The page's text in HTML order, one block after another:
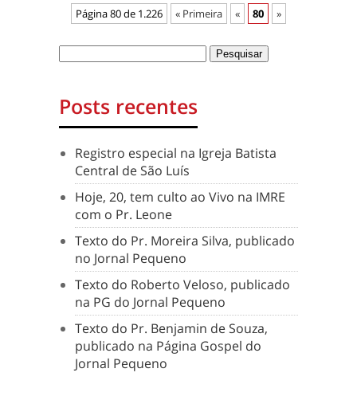
Página 80 de 1.226 « Primeira « 80 »
Posts recentes
Registro especial na Igreja Batista
Central de São Luís
Hoje, 20, tem culto ao Vivo na IMRE
com o Pr. Leone
Texto do Pr. Moreira Silva, publicado
no Jornal Pequeno
Texto do Roberto Veloso, publicado
na PG do Jornal Pequeno
Texto do Pr. Benjamin de Souza,
publicado na Página Gospel do
Jornal Pequeno